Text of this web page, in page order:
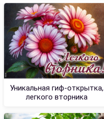
Уникальная гиф-открытка,
легкого вторника